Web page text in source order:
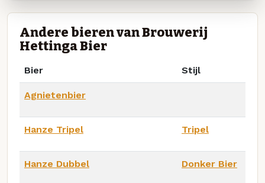
Andere bieren van Brouwerij
Hettinga Bier
Bier Stijl
Agnietenbier
Hanze Tripel Tripel
Hanze Dubbel Donker Bier